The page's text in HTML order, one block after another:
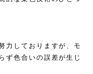
力しておりますが、モ
ず色合いの誤差が生じ